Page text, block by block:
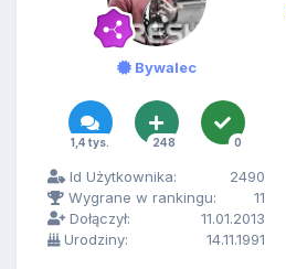
Bywalec
1,4 tys. 248 0
Id Użytkownika:
2490
Wygrane w rankingu:
11
Dołączył:
11.01.2013
Urodziny:
14.11.1991